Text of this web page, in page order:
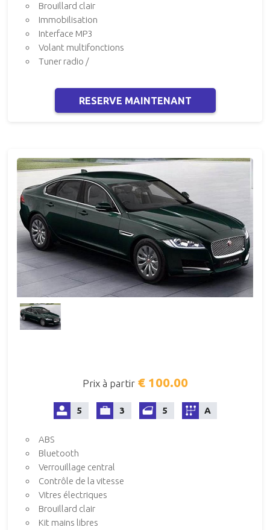
Brouillard clair
Immobilisation
Interface MP3
Volant multifonctions
Tuner radio /
RESERVE MAINTENANT
Prix à partir€ 100.00
5 3 5 A
ABS
Bluetooth
Verrouillage central
Contrôle de la vitesse
Vitres électriques
Brouillard clair
Kit mains libres